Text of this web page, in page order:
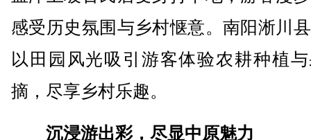
感受历史氛围与乡村惬意。南阳淅川
以田园风光吸引游客体验农耕种植
摘，尽享乡村乐趣。
沉浸游出彩，尽显中原魅力